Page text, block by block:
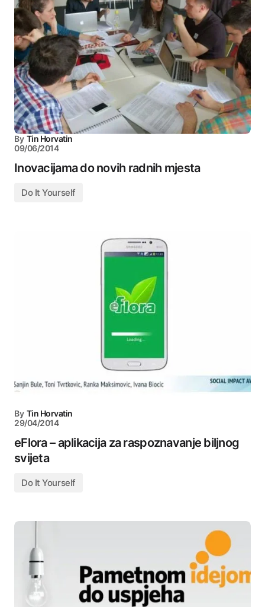
By Tin Horvatin
09/06/2014
Inovacijama do novih radnih mjesta
Do It Yourself
By Tin Horvatin
29/04/2014
eFlora – aplikacija za raspoznavanje biljnog
svijeta
Do It Yourself